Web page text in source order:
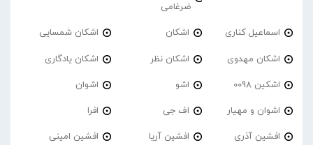
ضرغامی
اسماعیل کناری اشکان اشکان شمسایی
اشکان مهدوی اشکان نظر اشکان یادگاری
اشکین 0098 اشو اشوان
اشوان و مهیار اف جی افرا
افشین آذری افشین آریا افشین امینی